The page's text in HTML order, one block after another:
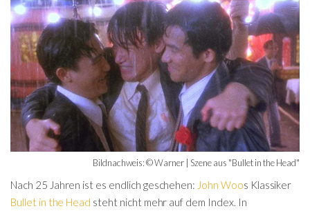
Bildnachweis: © Warner | Szene aus "Bullet in the Head"
Nach 25 Jahren ist es endlich geschehen: John Woos Klassiker
Bullet in the Head steht nicht mehr auf dem Index. In